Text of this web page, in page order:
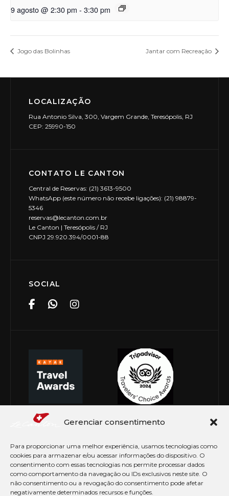
Gerenciar consentimento
Para proporcionar uma melhor experiência, usamos tecnologias como
cookies para armazenar e/ou acessar informações do dispositivo. O
consentimento com essas tecnologias nos permite processar dados
como comportamento da navegação ou IDs exclusivos neste site. O
não consentimento ou a revogação do consentimento pode afetar
negativamente determinados recursos e funções.
9 agosto @ 2:30 pm - 3:30 pm
Jogo das Bolinhas Jantar com Recreação
LOCALIZAÇÃO
Rua Antonio Silva, 300, Vargem Grande, Teresópolis, RJ
CEP: 25990-150
CONTATO LE CANTON
Central de Reservas: (21) 3613-9500
WhatsApp (este número não recebe ligações): (21) 98879-
5346
reservas@lecanton.com.br
Le Canton | Teresópolis / RJ
CNPJ 29.920.394/0001-88
SOCIAL
© Copyright 2026 Le Canton. Todos os direitos